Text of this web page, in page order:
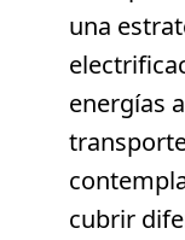
una
energías
cubrir